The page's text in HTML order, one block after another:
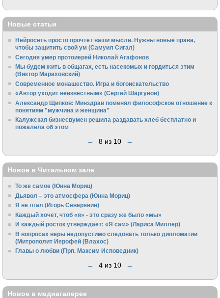
Новые статьи
Нейросеть просто прочтет ваши мысли. Нужны новые права,
чтобы защитить свой ум (Самуил Сигал)
Сегодня умер протоиерей Николай Агафонов
Мы будем жить в общагах, есть насекомых и гордиться этим
(Виктор Мараховский)
Cовременное монашество. Игра и богоискательство
«Автор уходит неизвестным» (Сергей Шаргунов)
Александр Щипков: Минздрав поменял философское отношение к
понятиям "мужчина и женщина"
Калужская бизнесвумен решила раздавать хлеб бесплатно и
пожалела об этом
← 8 из 10 →
Новое в Читальном зале
То же самое (Юнна Мориц)
Дьявол – это атмосфера (Юнна Мориц)
Я не лгал (Игорь Северянин)
Каждый хочет, чтоб «я» - это сразу же было «мы»
И каждый росток утверждает: «Я сам» (Лариса Миллер)
В вопросах веры недопустимо следовать только дипломатии
(Митрополит Иерофей (Влахос)
Главы о любви (Прп. Максим Исповедник)
← 4 из 10 →
Новое в медиагалерее